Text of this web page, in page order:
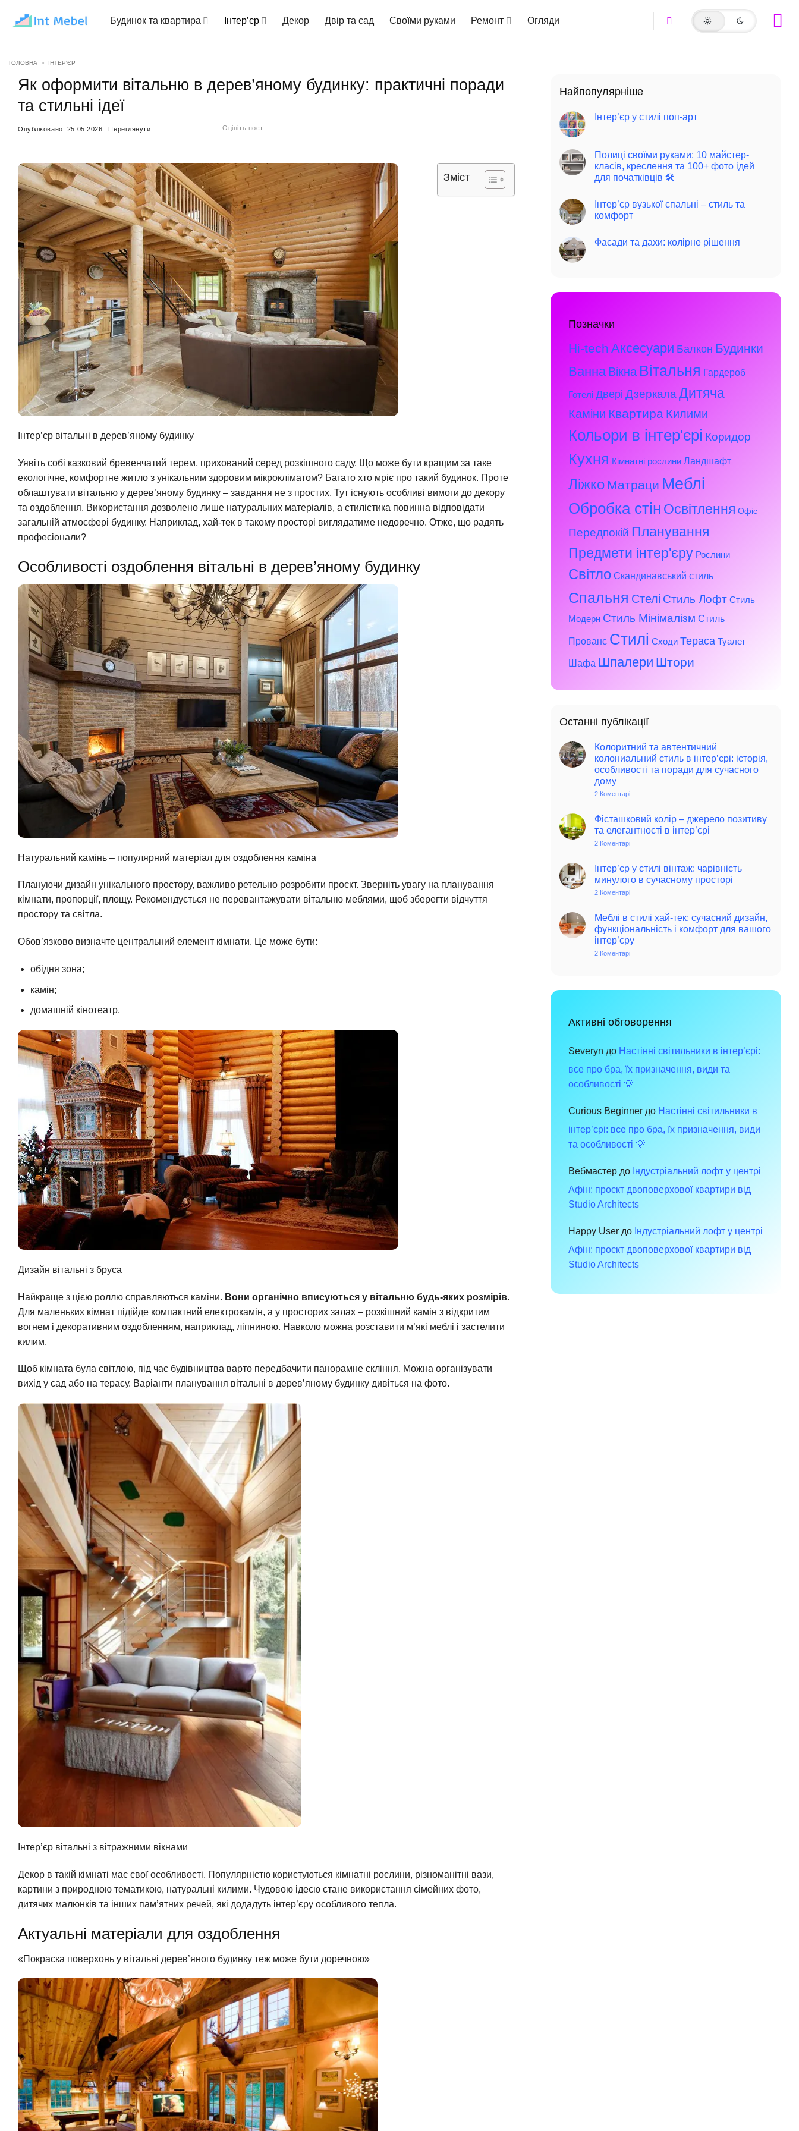
Будинок та квартира
Інтер’єр Декор Двір та сад Своїми руками Ремонт Огляди
ГОЛОВНА » ІНТЕР'ЄР
Як оформити вітальню в дерев’яному будинку: практичні поради
та стильні ідеї
Опубліковано: 25.05.2026 Переглянути: Оцініть пост
Зміст
Інтер’єр вітальні в дерев’яному будинку
Уявіть собі казковий бревенчатий терем, прихований серед розкішного саду. Що може бути кращим за таке
екологічне, комфортне житло з унікальним здоровим мікрокліматом? Багато хто мріє про такий будинок. Проте
облаштувати вітальню у дерев’яному будинку – завдання не з простих. Тут існують особливі вимоги до декору
та оздоблення. Використання дозволено лише натуральних матеріалів, а стилістика повинна відповідати
загальній атмосфері будинку. Наприклад, хай-тек в такому просторі виглядатиме недоречно. Отже, що радять
професіонали?
Особливості оздоблення вітальні в дерев’яному будинку
Натуральний камінь – популярний матеріал для оздоблення каміна
Плануючи дизайн унікального простору, важливо ретельно розробити проєкт. Зверніть увагу на планування
кімнати, пропорції, площу. Рекомендується не перевантажувати вітальню меблями, щоб зберегти відчуття
простору та світла.
Обов’язково визначте центральний елемент кімнати. Це може бути:
обідня зона;
камін;
домашній кінотеатр.
Дизайн вітальні з бруса
Найкраще з цією роллю справляються каміни. Вони органічно вписуються у вітальню будь-яких розмірів.
Для маленьких кімнат підійде компактний електрокамін, а у просторих залах – розкішний камін з відкритим
вогнем і декоративним оздобленням, наприклад, ліпниною. Навколо можна розставити м’які меблі і застелити
килим.
Щоб кімната була світлою, під час будівництва варто передбачити панорамне скління. Можна організувати
вихід у сад або на терасу. Варіанти планування вітальні в дерев’яному будинку дивіться на фото.
Інтер’єр вітальні з вітражними вікнами
Декор в такій кімнаті має свої особливості. Популярністю користуються кімнатні рослини, різноманітні вази,
картини з природною тематикою, натуральні килими. Чудовою ідеєю стане використання сімейних фото,
дитячих малюнків та інших пам’ятних речей, які додадуть інтер’єру особливого тепла.
Актуальні матеріали для оздоблення
«Покраска поверхонь у вітальні дерев’яного будинку теж може бути доречною»
Найпопулярніше
Інтер’єр у стилі поп-арт
Полиці своїми руками: 10 майстер-
класів, креслення та 100+ фото ідей
для початківців 🛠️
Інтер’єр вузької спальні – стиль та
комфорт
Фасади та дахи: колірне рішення
Позначки
Hi-tech Аксесуари Балкон Будинки
Ванна Вікна Вітальня Гардероб
Готелі Двері Дзеркала Дитяча
Каміни Квартира Килими
Кольори в інтер'єрі Коридор
Кухня Кімнатні рослини Ландшафт
Ліжко Матраци Меблі
Обробка стін Освітлення Офіс
Передпокій Планування
Предмети інтер'єру Рослини
Світло Скандинавський стиль
Спальня Стелі Стиль Лофт Стиль
Модерн Стиль Мінімалізм Стиль
Прованс Стилі Сходи Тераса Туалет
Шафа Шпалери Штори
Останні публікації
Колоритний та автентичний
колониальний стиль в інтер’єрі: історія,
особливості та поради для сучасного
дому
2 Коментарі
автентичний
колониальний
стиль
особливості
та
поради
Фісташковий колір – джерело позитиву
та елегантності в інтер’єрі
2 Коментарі
–
джерело
позитиву
інтер’єрі
Інтер’єр у стилі вінтаж: чарівність
минулого в сучасному просторі
2 Коментарі
стилі
вінтаж:
чарівність
минулого
в
Меблі в стилі хай-тек: сучасний дизайн,
функціональність і комфорт для вашого
інтер’єру
2 Коментарі
тек:
комфорт
вашого
інтер’єру
Активні обговорення
Severyn до Настінні світильники в інтер’єрі:
все про бра, їх призначення, види та
особливості 💡
Curious Beginner до Настінні світильники в
інтер’єрі: все про бра, їх призначення, види
та особливості 💡
Вебмастер до Індустріальний лофт у центрі
Афін: проєкт двоповерхової квартири від
Studio Architects
Happy User до Індустріальний лофт у центрі
Афін: проєкт двоповерхової квартири від
Studio Architects